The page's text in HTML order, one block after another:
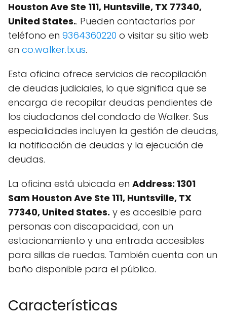
Houston Ave Ste 111, Huntsville, TX 77340,
United States.. Pueden contactarlos por
teléfono en 9364360220 o visitar su sitio web
en co.walker.tx.us.
Esta oficina ofrece servicios de recopilación
de deudas judiciales, lo que significa que se
encarga de recopilar deudas pendientes de
los ciudadanos del condado de Walker. Sus
especialidades incluyen la gestión de deudas,
la notificación de deudas y la ejecución de
deudas.
La oficina está ubicada en Address: 1301
Sam Houston Ave Ste 111, Huntsville, TX
77340, United States. y es accesible para
personas con discapacidad, con un
estacionamiento y una entrada accesibles
para sillas de ruedas. También cuenta con un
baño disponible para el público.
Características